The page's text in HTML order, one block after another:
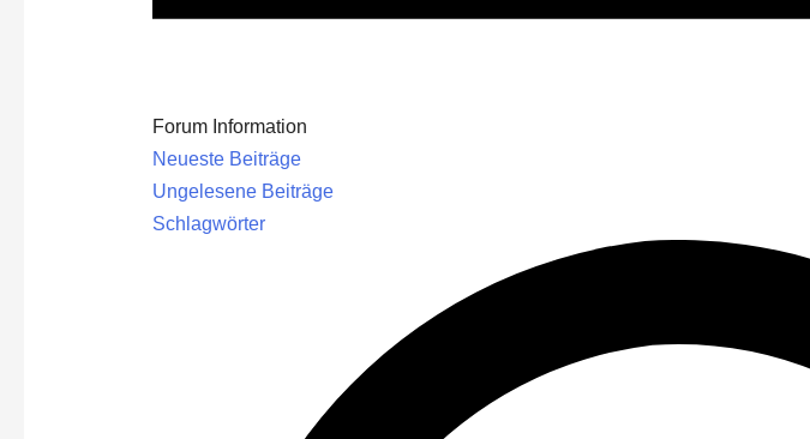
Forum Information
Neueste Beiträge
Ungelesene Beiträge
Schlagwörter